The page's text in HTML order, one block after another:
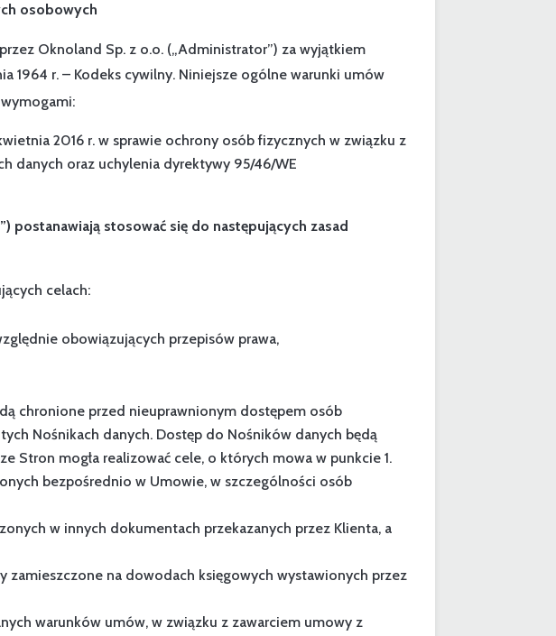
osobowych
Oknoland Sp. z o.o. („Administrator”) za wyjątkiem
1964 r. – Kodeks cywilny. Niniejsze ogólne warunki umów
2016 r. w sprawie ochrony osób fizycznych w związku z
danych oraz uchylenia dyrektywy 95/46/WE
postanawiają stosować się do następujących zasad
celach:
obowiązujących przepisów prawa,
chronione przed nieuprawnionym dostępem osób
Nośnikach danych. Dostęp do Nośników danych będą
Stron mogła realizować cele, o których mowa w punkcie 1.
bezpośrednio w Umowie, w szczególności osób
w innych dokumentach przekazanych przez Klienta, a
zamieszczone na dowodach księgowych wystawionych przez
warunków umów, w związku z zawarciem umowy z